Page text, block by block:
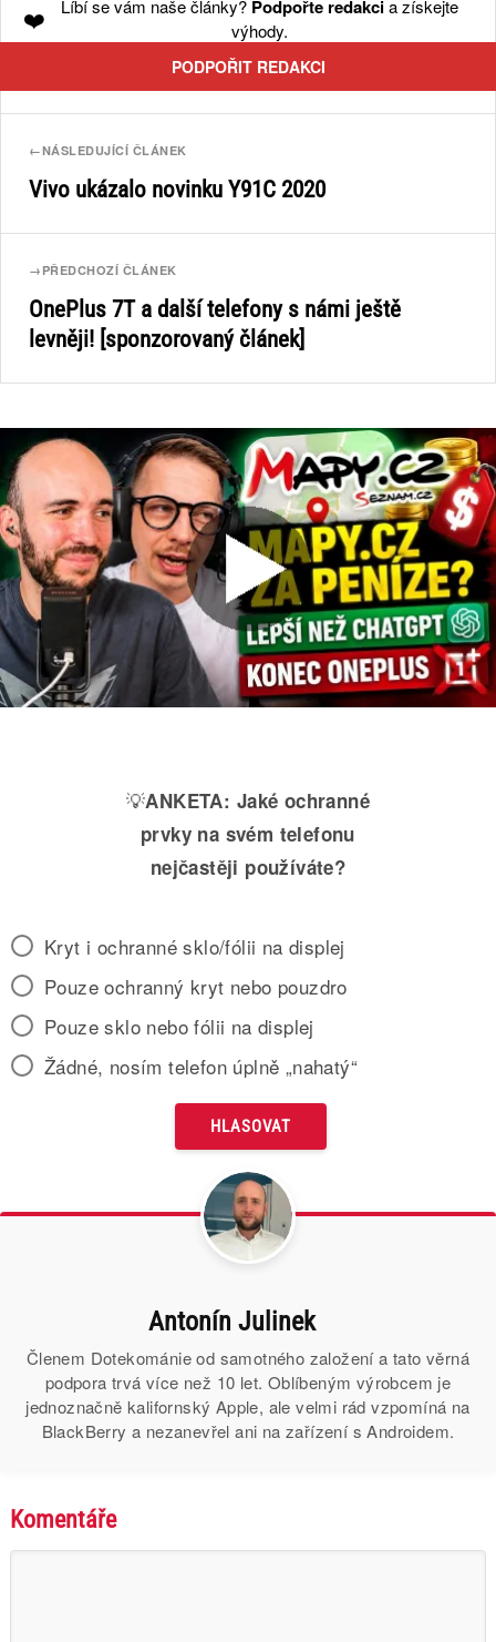
❤️ Líbí se vám naše články? Podpořte redakcia získejte
výhody.
PODPOŘIT REDAKCI
←NÁSLEDUJÍCÍ ČLÁNEK
Vivo ukázalo novinku Y91C 2020
→ PŘEDCHOZÍ ČLÁNEK
OnePlus 7T a další telefony s námi ještě
levněji! [sponzorovaný článek]
💡ANKETA: Jaké ochranné
prvky na svém telefonu
nejčastěji používáte?
Kryt i ochranné sklo/fólii na displej
Pouze ochranný kryt nebo pouzdro
Pouze sklo nebo fólii na displej
Žádné, nosím telefon úplně „nahatý“
Antonín Julinek
Členem Dotekománie od samotného založení a tato věrná
podpora trvá více než 10 let. Oblíbeným výrobcem je
jednoznačně kalifornský Apple, ale velmi rád vzpomíná na
BlackBerry a nezanevřel ani na zařízení s Androidem.
Komentáře